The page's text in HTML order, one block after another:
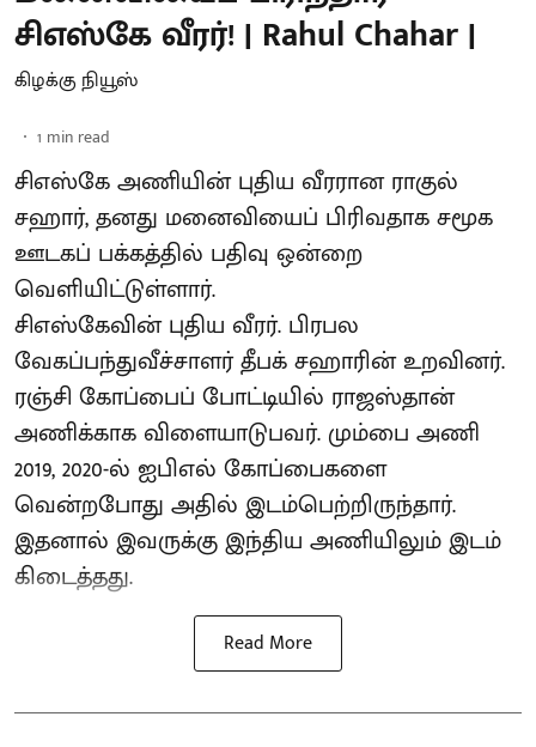
சிஎஸ்கே வீரர்! | Rahul Chahar |
கிழக்கு நியூஸ்
1 min read
சிஎஸ்கே அணியின் புதிய வீரரான ராகுல்
சஹார், தனது மனைவியைப் பிரிவதாக சமூக
ஊடகப் பக்கத்தில் பதிவு ஒன்றை
வெளியிட்டுள்ளார்.
சிஎஸ்கேவின் புதிய வீரர். பிரபல
வேகப்பந்துவீச்சாளர் தீபக் சஹாரின் உறவினர்.
ரஞ்சி கோப்பைப் போட்டியில் ராஜஸ்தான்
அணிக்காக விளையாடுபவர். மும்பை அணி
2019, 2020-ல் ஐபிஎல் கோப்பைகளை
வென்றபோது அதில் இடம்பெற்றிருந்தார்.
இதனால் இவருக்கு இந்திய அணியிலும் இடம்
கிடைத்தது.
Read More